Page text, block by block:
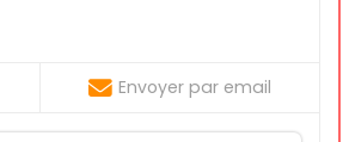
Envoyer par email